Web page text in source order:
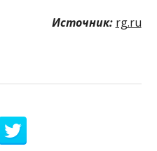
Источник: rg.ru